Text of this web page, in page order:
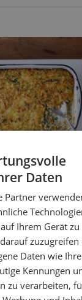
Daten
Partner
Ihrem Gerät zu
zuzugreifen
Daten wie
Kennungen
zu verarbeiten,